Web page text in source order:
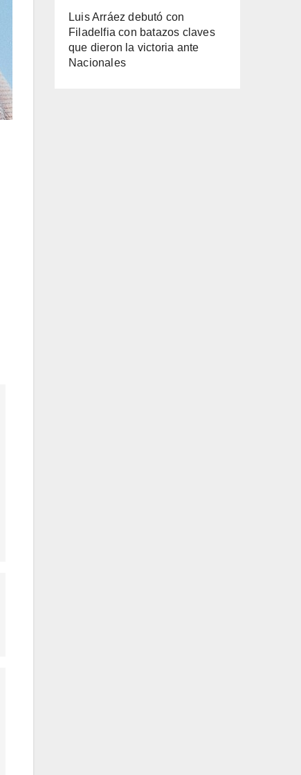
Luis Arráez debutó con
Filadelfia con batazos claves
que dieron la victoria ante
Nacionales